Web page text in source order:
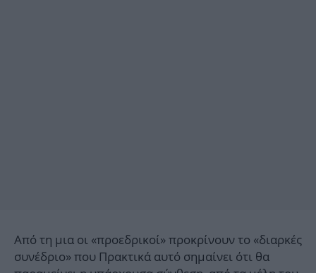
Από τη μια οι «προεδρικοί» προκρίνουν το «διαρκές
συνέδριο» που Πρακτικά αυτό σημαίνει ότι θα